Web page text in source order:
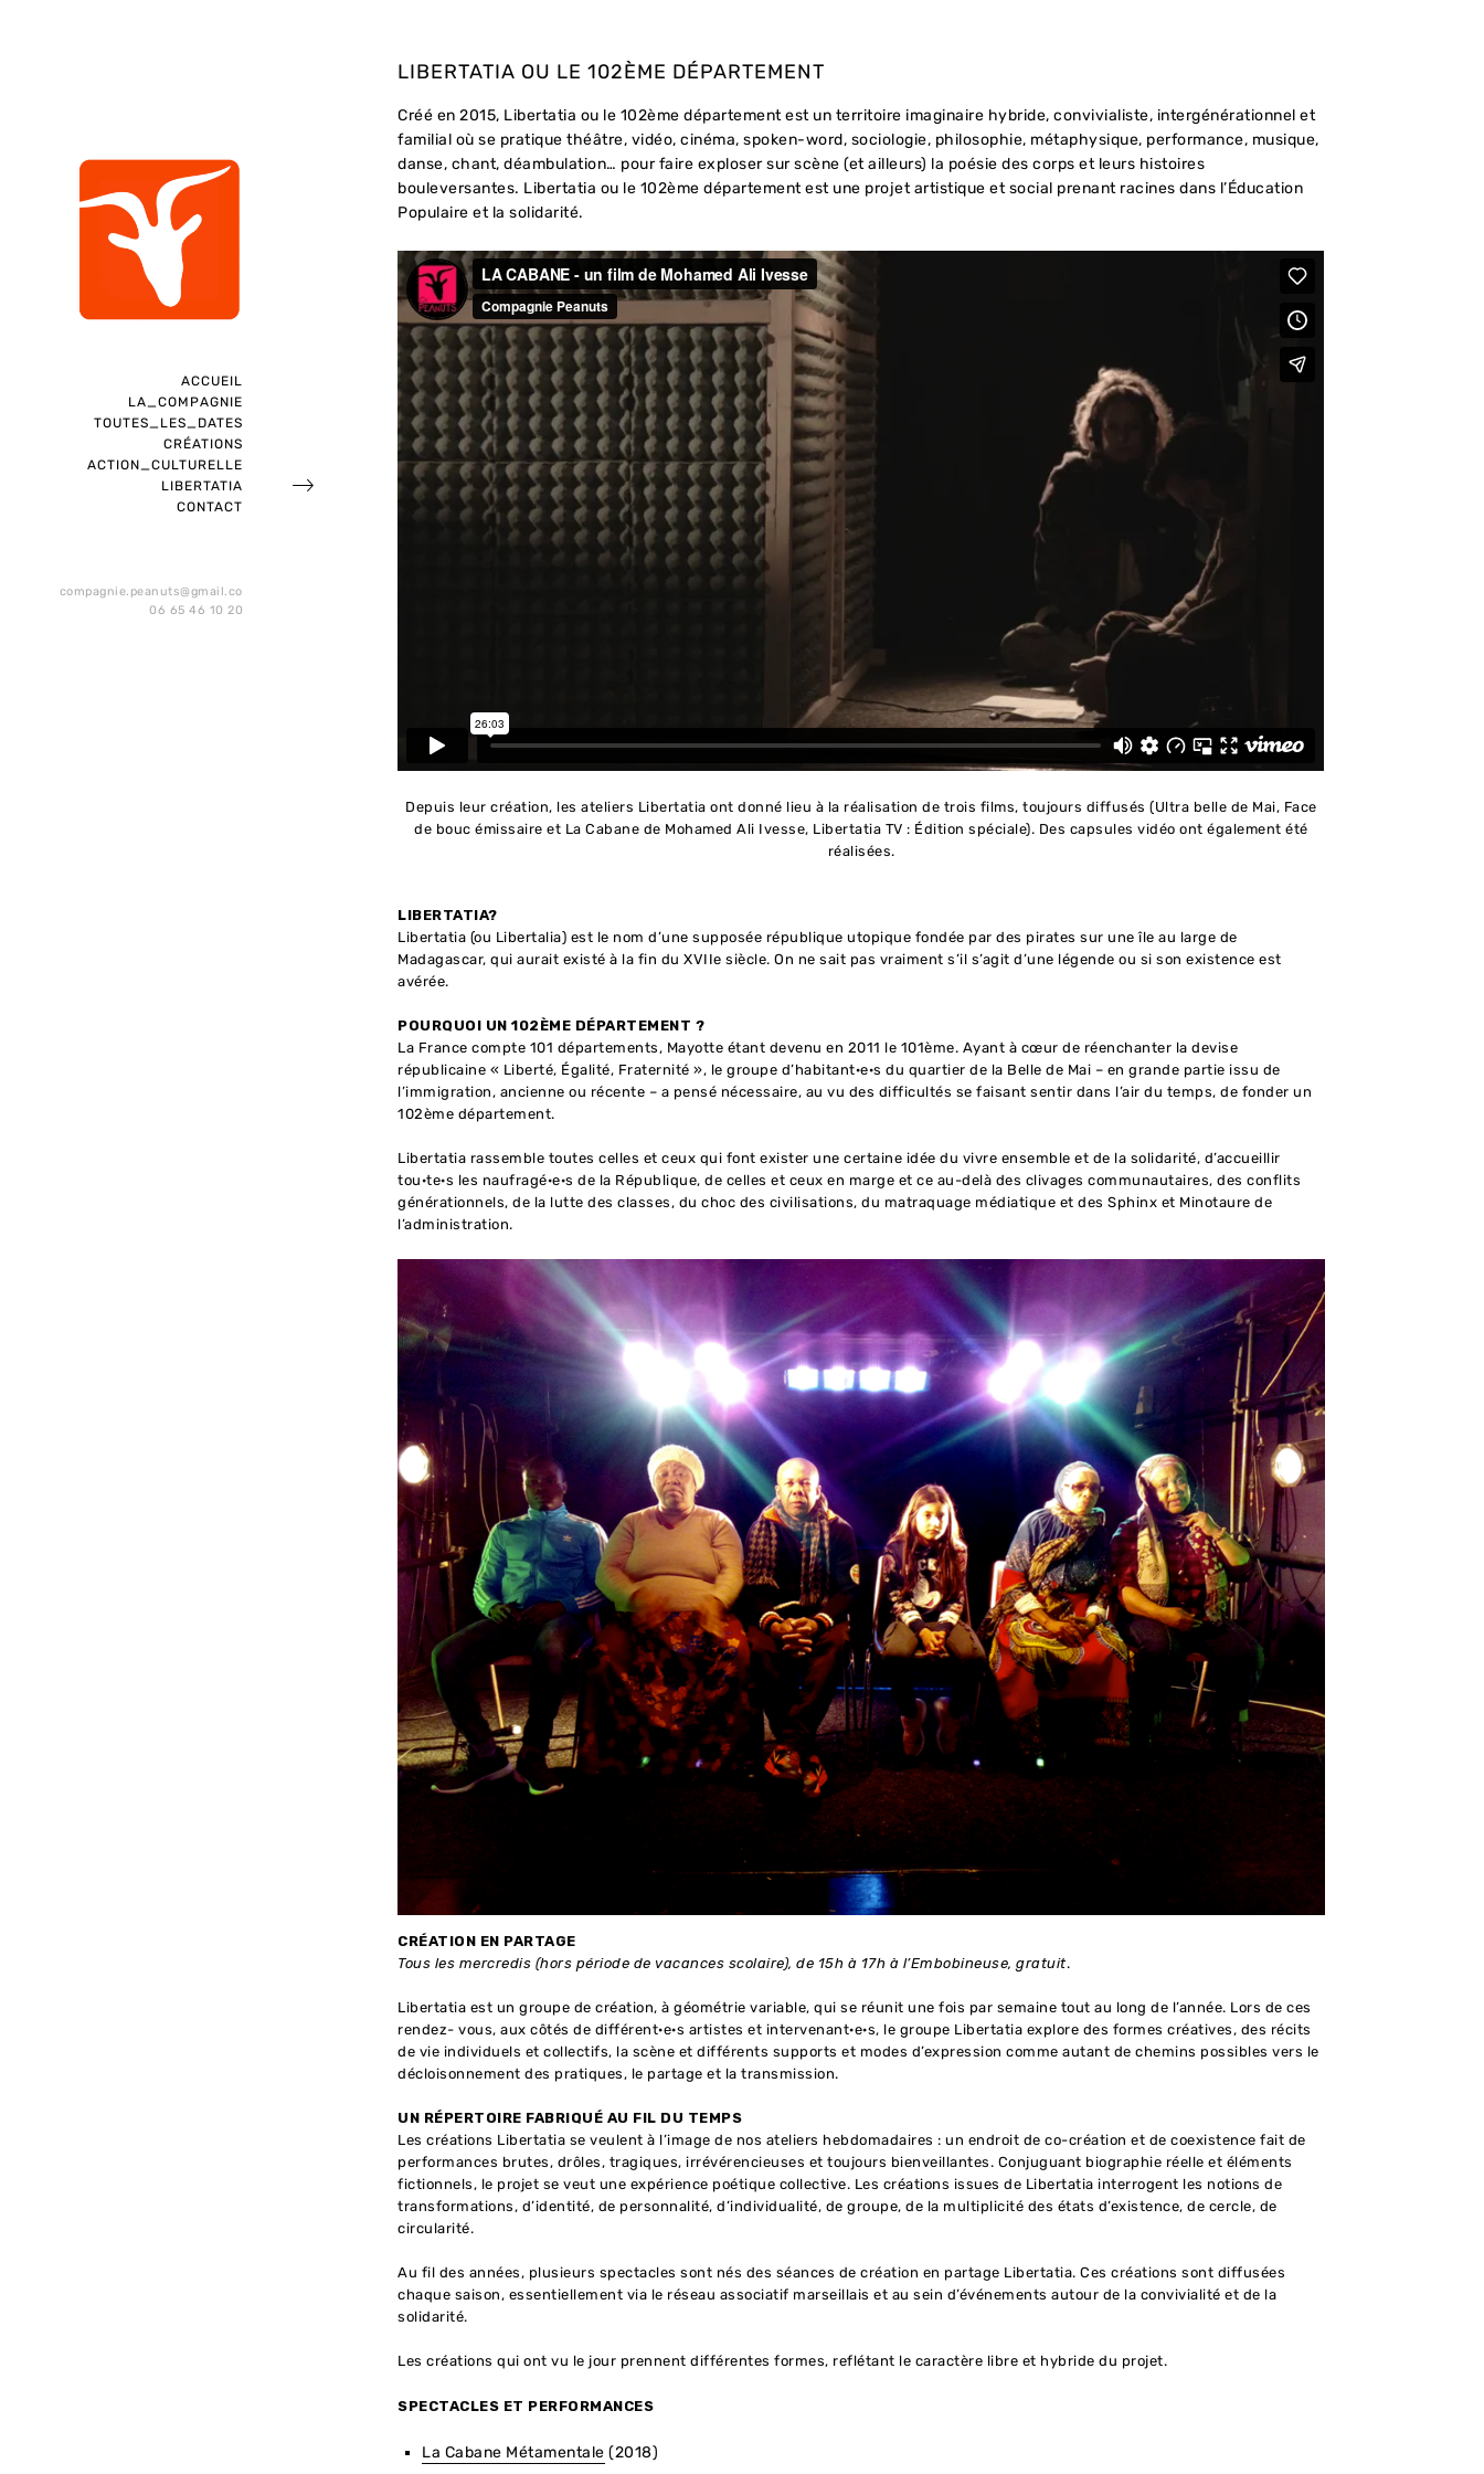
ACCUEIL
LA_COMPAGNIE
TOUTES_LES_DATES
CRÉATIONS
ACTION_CULTURELLE
LIBERTATIA
CONTACT
compagnie.peanuts@gmail.com
06 65 46 10 20
LIBERTATIA OU LE 102ÈME DÉPARTEMENT
Créé en 2015, Libertatia ou le 102ème département est un territoire imaginaire hybride, convivialiste, intergénérationnel et
familial où se pratique théâtre, vidéo, cinéma, spoken-word, sociologie, philosophie, métaphysique, performance, musique,
danse, chant, déambulation… pour faire exploser sur scène (et ailleurs) la poésie des corps et leurs histoires
bouleversantes. Libertatia ou le 102ème département est une projet artistique et social prenant racines dans l’Éducation
Populaire et la solidarité.
Depuis leur création, les ateliers Libertatia ont donné lieu à la réalisation de trois films, toujours diffusés (Ultra belle de Mai, Face
de bouc émissaire et La Cabane de Mohamed Ali Ivesse, Libertatia TV : Édition spéciale). Des capsules vidéo ont également été
réalisées.
LIBERTATIA?
Libertatia (ou Libertalia) est le nom d’une supposée république utopique fondée par des pirates sur une île au large de
Madagascar, qui aurait existé à la fin du XVIIe siècle. On ne sait pas vraiment s’il s’agit d’une légende ou si son existence est
avérée.
POURQUOI UN 102ÈME DÉPARTEMENT ?
La France compte 101 départements, Mayotte étant devenu en 2011 le 101ème. Ayant à cœur de réenchanter la devise
républicaine « Liberté, Égalité, Fraternité », le groupe d’habitant·e·s du quartier de la Belle de Mai – en grande partie issu de
l’immigration, ancienne ou récente – a pensé nécessaire, au vu des difficultés se faisant sentir dans l’air du temps, de fonder un
102ème département.
Libertatia rassemble toutes celles et ceux qui font exister une certaine idée du vivre ensemble et de la solidarité, d’accueillir
tou·te·s les naufragé·e·s de la République, de celles et ceux en marge et ce au-delà des clivages communautaires, des conflits
générationnels, de la lutte des classes, du choc des civilisations, du matraquage médiatique et des Sphinx et Minotaure de
l’administration.
CRÉATION EN PARTAGE
Tous les mercredis (hors période de vacances scolaire), de 15h à 17h à l’Embobineuse, gratuit.
Libertatia est un groupe de création, à géométrie variable, qui se réunit une fois par semaine tout au long de l’année. Lors de ces
rendez- vous, aux côtés de différent·e·s artistes et intervenant·e·s, le groupe Libertatia explore des formes créatives, des récits
de vie individuels et collectifs, la scène et différents supports et modes d’expression comme autant de chemins possibles vers le
décloisonnement des pratiques, le partage et la transmission.
UN RÉPERTOIRE FABRIQUÉ AU FIL DU TEMPS
Les créations Libertatia se veulent à l’image de nos ateliers hebdomadaires : un endroit de co-création et de coexistence fait de
performances brutes, drôles, tragiques, irrévérencieuses et toujours bienveillantes. Conjuguant biographie réelle et éléments
fictionnels, le projet se veut une expérience poétique collective. Les créations issues de Libertatia interrogent les notions de
transformations, d’identité, de personnalité, d’individualité, de groupe, de la multiplicité des états d’existence, de cercle, de
circularité.
Au fil des années, plusieurs spectacles sont nés des séances de création en partage Libertatia. Ces créations sont diffusées
chaque saison, essentiellement via le réseau associatif marseillais et au sein d’événements autour de la convivialité et de la
solidarité.
Les créations qui ont vu le jour prennent différentes formes, reflétant le caractère libre et hybride du projet.
SPECTACLES ET PERFORMANCES
La Cabane Métamentale (2018)